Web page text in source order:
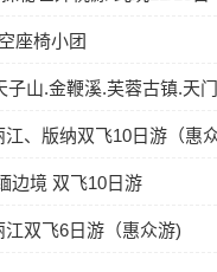
座椅小团
山.金鞭溪.芙蓉古镇.天
、版纳双飞10日游（惠众
边境 双飞10日游
双飞6日游（惠众游)